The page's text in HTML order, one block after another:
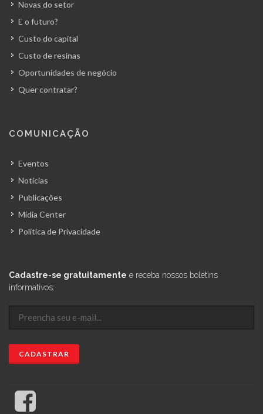
Novas do setor
E o futuro?
Custo do capital
Custo de resinas
Oportunidades de negócio
Quer contratar?
COMUNICAÇÃO
Eventos
Notícias
Publicações
Mídia Center
Política de Privacidade
Cadastre-se gratuitamente e receba nossos boletins
informativos: